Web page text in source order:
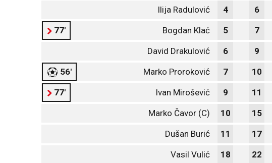
Ilija Radulović 4 6
77' Bogdan Klać 5 7
David Drakulović 6 9
56' Marko Proroković 7 10
77' Ivan Mirošević 9 11
Marko Čavor (C) 10 15
Dušan Burić 11 17
Vasil Vulić 18 22